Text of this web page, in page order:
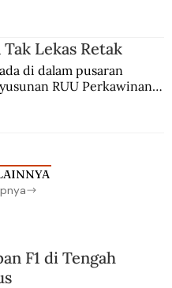
Lekas Retak
di dalam pusaran
RUU Perkawinan.
F1 di Tengah